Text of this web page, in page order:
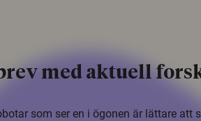
med aktuell
som ser en i ögonen är lättare att